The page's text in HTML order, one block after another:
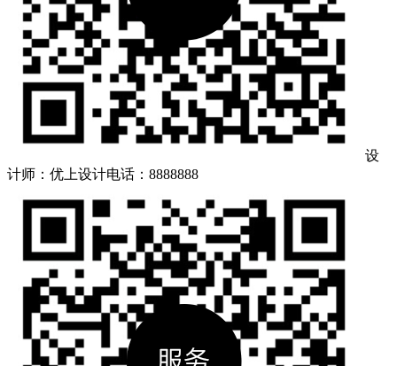
设
计师：优上设计电话：8888888